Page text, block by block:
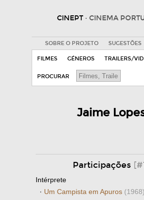
CINEPT · CINEMA
SOBRE O PROJETO SUGESTÕES
FILMES GÉNEROS TRAILERS/
PROCURAR
Jaime
Participações
Intérprete
· Um Campista em Apuros (1968)